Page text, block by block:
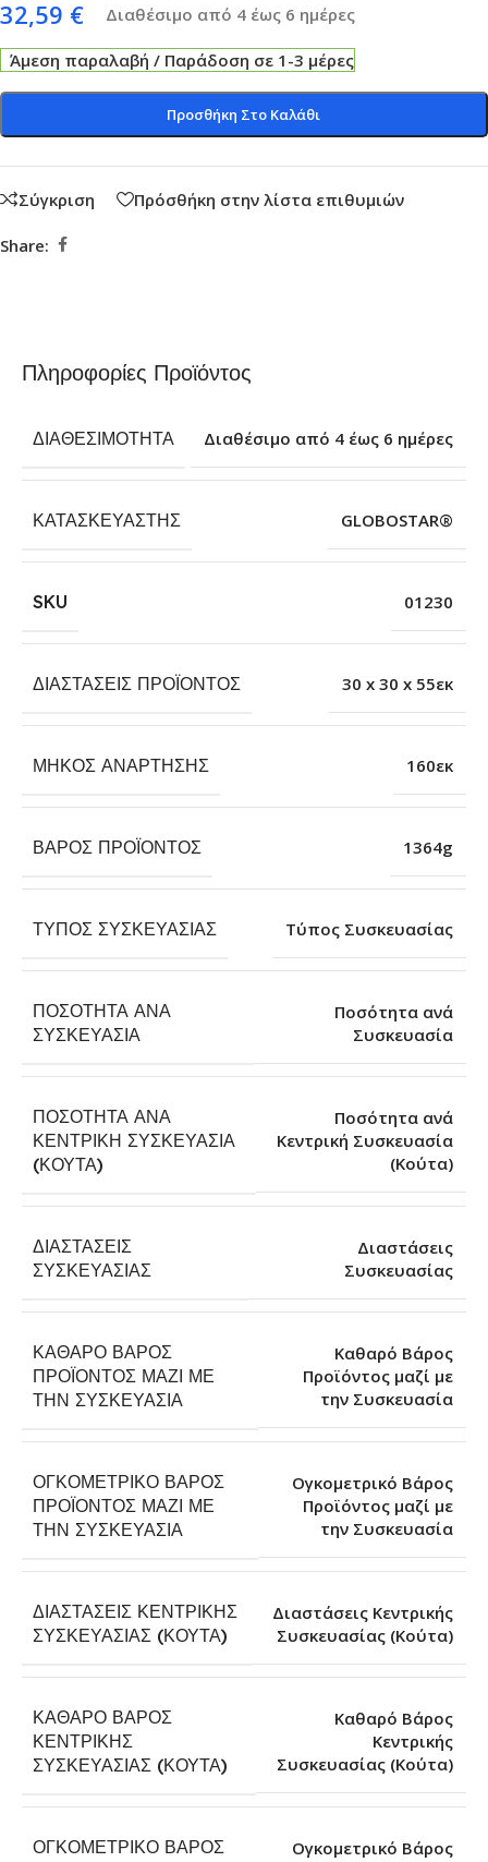
32,59 € Διαθέσιμο από 4 έως 6 ημέρες
Άμεση παραλαβή / Παράδοση σε 1-3 μέρες
Προσθήκη Στο Καλάθι
Σύγκριση Πρόσθήκη στην λίστα επιθυμιών
Share:
Πληροφορίες Προϊόντος
ΔΙΑΘΕΣΙΜΌΤΗΤΑ Διαθέσιμο από 4 έως 6 ημέρες
ΚΑΤΑΣΚΕΥΑΣΤΉΣ GLOBOSTAR®
SKU 01230
ΔΙΑΣΤΆΣΕΙΣ ΠΡΟΪΌΝΤΟΣ 30 x 30 x 55εκ
ΜΉΚΟΣ ΑΝΆΡΤΗΣΗΣ 160εκ
ΒΆΡΟΣ ΠΡΟΪΌΝΤΟΣ 1364g
ΤΎΠΟΣ ΣΥΣΚΕΥΑΣΊΑΣ Τύπος Συσκευασίας
ΠΟΣΌΤΗΤΑ ΑΝΆ
ΣΥΣΚΕΥΑΣΊΑ
Ποσότητα ανά
Συσκευασία
ΠΟΣΌΤΗΤΑ ΑΝΆ
ΚΕΝΤΡΙΚΉ ΣΥΣΚΕΥΑΣΊΑ
(ΚΟΎΤΑ)
Ποσότητα ανά
Κεντρική Συσκευασία
(Κούτα)
ΔΙΑΣΤΆΣΕΙΣ
ΣΥΣΚΕΥΑΣΊΑΣ
Διαστάσεις
Συσκευασίας
ΚΑΘΑΡΌ ΒΆΡΟΣ
ΠΡΟΪΌΝΤΟΣ ΜΑΖΊ ΜΕ
ΤΗΝ ΣΥΣΚΕΥΑΣΊΑ
Καθαρό Βάρος
Προϊόντος μαζί με
την Συσκευασία
ΟΓΚΟΜΕΤΡΙΚΌ ΒΆΡΟΣ
ΠΡΟΪΌΝΤΟΣ ΜΑΖΊ ΜΕ
ΤΗΝ ΣΥΣΚΕΥΑΣΊΑ
Ογκομετρικό Βάρος
Προϊόντος μαζί με
την Συσκευασία
ΔΙΑΣΤΆΣΕΙΣ ΚΕΝΤΡΙΚΉΣ
ΣΥΣΚΕΥΑΣΊΑΣ (ΚΟΎΤΑ)
Διαστάσεις Κεντρικής
Συσκευασίας (Κούτα)
ΚΑΘΑΡΌ ΒΆΡΟΣ
ΚΕΝΤΡΙΚΉΣ
ΣΥΣΚΕΥΑΣΊΑΣ (ΚΟΎΤΑ)
Καθαρό Βάρος
Κεντρικής
Συσκευασίας (Κούτα)
ΟΓΚΟΜΕΤΡΙΚΌ ΒΆΡΟΣ
Ογκομετρικό Βάρος